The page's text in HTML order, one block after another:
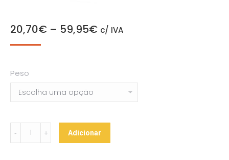
20,70€ – 59,95€ c/ IVA
Peso
Royal
Canin
Adicionar